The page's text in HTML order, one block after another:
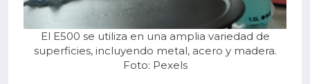
El E500 se utiliza en una amplia variedad de
superficies, incluyendo metal, acero y madera.
Foto: Pexels